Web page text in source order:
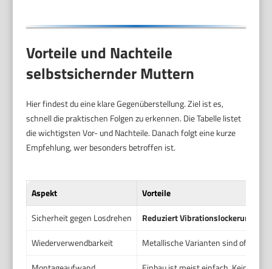
Vorteile und Nachteile
selbstsichernder Muttern
Hier findest du eine klare Gegenüberstellung. Ziel ist es,
schnell die praktischen Folgen zu erkennen. Die Tabelle listet
die wichtigsten Vor- und Nachteile. Danach folgt eine kurze
Empfehlung, wer besonders betroffen ist.
Aspekt
Vorteile
Sicherheit gegen Losdrehen
Reduziert Vibrationslockerung
Wiederverwendbarkeit
Metallische Varianten sind oft